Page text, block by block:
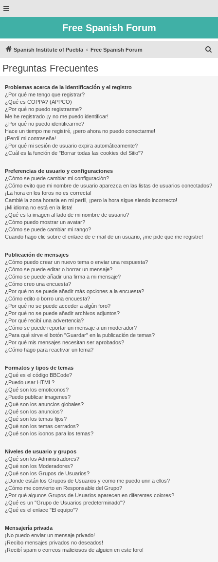
Free Spanish Forum
Spanish Institute of Puebla Free Spanish Forum
Preguntas Frecuentes
Problemas acerca de la identificación y el registro
¿Por qué me tengo que registrar?
¿Qué es COPPA? (APPCO)
¿Por qué no puedo registrarme?
Me he registrado ¡y no me puedo identificar!
¿Por qué no puedo identificarme?
Hace un tiempo me registré, ¡pero ahora no puedo conectarme!
¡Perdí mi contraseña!
¿Por qué mi sesión de usuario expira automáticamente?
¿Cuál es la función de "Borrar todas las cookies del Sitio"?
Preferencias de usuario y configuraciones
¿Cómo se puede cambiar mi configuración?
¿Cómo evito que mi nombre de usuario aparezca en las listas de usuarios conectados?
¡La hora en los foros no es correcta!
Cambié la zona horaria en mi perfil, ¡pero la hora sigue siendo incorrecto!
¡Mi idioma no está en la lista!
¿Qué es la imagen al lado de mi nombre de usuario?
¿Cómo puedo mostrar un avatar?
¿Cómo se puede cambiar mi rango?
Cuando hago clic sobre el enlace de e-mail de un usuario, ¡me pide que me registre!
Publicación de mensajes
¿Cómo puedo crear un nuevo tema o enviar una respuesta?
¿Cómo se puede editar o borrar un mensaje?
¿Cómo se puede añadir una firma a mi mensaje?
¿Cómo creo una encuesta?
¿Por qué no se puede añadir más opciones a la encuesta?
¿Cómo edito o borro una encuesta?
¿Por qué no se puede acceder a algún foro?
¿Por qué no se puede añadir archivos adjuntos?
¿Por qué recibí una advertencia?
¿Cómo se puede reportar un mensaje a un moderador?
¿Para qué sirve el botón "Guardar" en la publicación de temas?
¿Por qué mis mensajes necesitan ser aprobados?
¿Cómo hago para reactivar un tema?
Formatos y tipos de temas
¿Qué es el código BBCode?
¿Puedo usar HTML?
¿Qué son los emoticonos?
¿Puedo publicar imagenes?
¿Qué son los anuncios globales?
¿Qué son los anuncios?
¿Qué son los temas fijos?
¿Qué son los temas cerrados?
¿Qué son los iconos para los temas?
Niveles de usuario y grupos
¿Qué son los Administradores?
¿Qué son los Moderadores?
¿Qué son los Grupos de Usuarios?
¿Donde están los Grupos de Usuarios y como me puedo unir a ellos?
¿Cómo me convierto en Responsable del Grupo?
¿Por qué algunos Grupos de Usuarios aparecen en diferentes colores?
¿Qué es un "Grupo de Usuarios predeterminado"?
¿Qué es el enlace "El equipo"?
Mensajería privada
¡No puedo enviar un mensaje privado!
¡Recibo mensajes privados no deseados!
¡Recibí spam o correos maliciosos de alguien en este foro!